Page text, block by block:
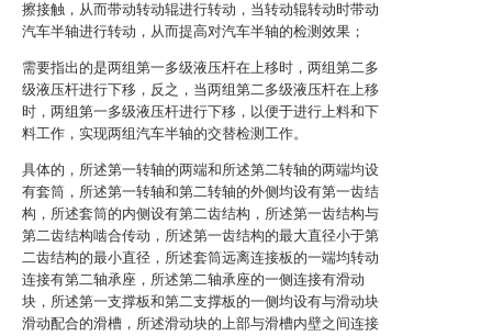
擦接触，从而带动转动辊进行转动，当转动辊转动时带动
汽车半轴进行转动，从而提高对汽车半轴的检测效果；
需要指出的是两组第一多级液压杆在上移时，两组第二多
级液压杆进行下移，反之，当两组第二多级液压杆在上移
时，两组第一多级液压杆进行下移，以便于进行上料和下
料工作，实现两组汽车半轴的交替检测工作。
具体的，所述第一转轴的两端和所述第二转轴的两端均设
有套筒，所述第一转轴和第二转轴的外侧均设有第一齿结
构，所述套筒的内侧设有第二齿结构，所述第一齿结构与
第二齿结构啮合传动，所述第一齿结构的最大直径小于第
二齿结构的最小直径，所述套筒远离连接板的一端均转动
连接有第二轴承座，所述第二轴承座的一侧连接有滑动
块，所述第一支撑板和第二支撑板的一侧均设有与滑动块
滑动配合的滑槽，所述滑动块的上部与滑槽内壁之间连接